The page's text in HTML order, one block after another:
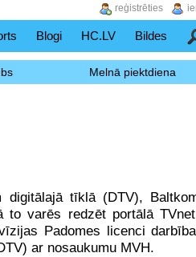
Blogi HC.LV Bildes
Melnā piektdiena
tīklā (DTV),
to varēs redzēt portālā
Padomes licenci
ar nosaukumu MVH.
reģistrēties